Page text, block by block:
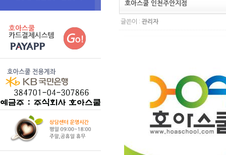
호아스쿨 인천주안지점
글쓴이 : 관리자